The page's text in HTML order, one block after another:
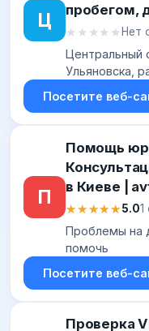
Ц
пробегом,
★★★★★
★★★★★ Нет
Центральный
Ульяновска,
Посетите веб-
П
Помощь
в Киеве |
★★★★★
★★★★★5.01
Проблемы на
помочь
Посетите веб-
Проверка